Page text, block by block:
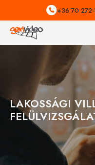
+36 70 272-
LAKOSSÁGI